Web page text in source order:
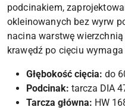
podcinakiem,
okleinowanych bez wyrw
nacina warstwę
krawędź po cięciu
Głębokość cięcia: do
Podcinak: tarcza DIA
Tarcza główna: HW